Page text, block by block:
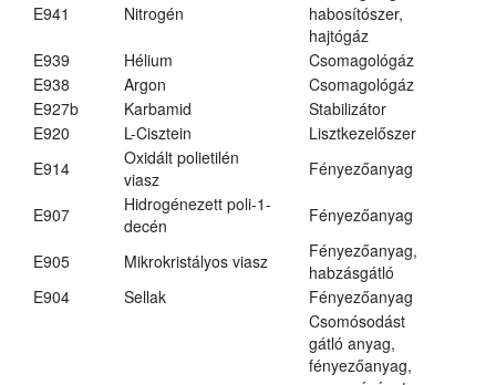
E941 Nitrogén
habosítószer,
hajtógáz
E939
Hélium
Csomagológáz
E938
Argon
Csomagológáz
E927b
Karbamid
Stabilizátor
E920
L-Cisztein
Lisztkezelőszer
E914
Oxidált polietilén
viasz
Fényezőanyag
E907
Hidrogénezett poli-1-
decén
Fényezőanyag
E905 Mikrokristályos viasz
Fényezőanyag,
habzásgátló
E904
Sellak Fényezőanyag
Csomósodást
gátló anyag,
fényezőanyag,